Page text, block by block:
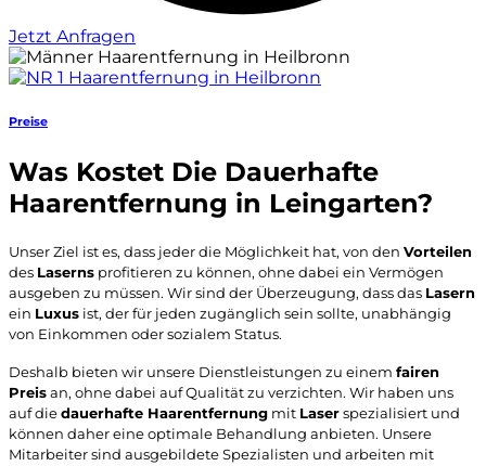
Jetzt Anfragen
Preise
Was Kostet Die Dauerhafte
Haarentfernung in Leingarten?
Unser Ziel ist es, dass jeder die Möglichkeit hat, von den Vorteilen
des Laserns profitieren zu können, ohne dabei ein Vermögen
ausgeben zu müssen. Wir sind der Überzeugung, dass das Lasern
ein Luxus ist, der für jeden zugänglich sein sollte, unabhängig
von Einkommen oder sozialem Status.
Deshalb bieten wir unsere Dienstleistungen zu einem fairen
Preisan, ohne dabei auf Qualität zu verzichten. Wir haben uns
auf diedauerhafte Haarentfernung mit Laserspezialisiert und
können daher eine optimale Behandlung anbieten. Unsere
Mitarbeiter sind ausgebildete Spezialisten und arbeiten mit